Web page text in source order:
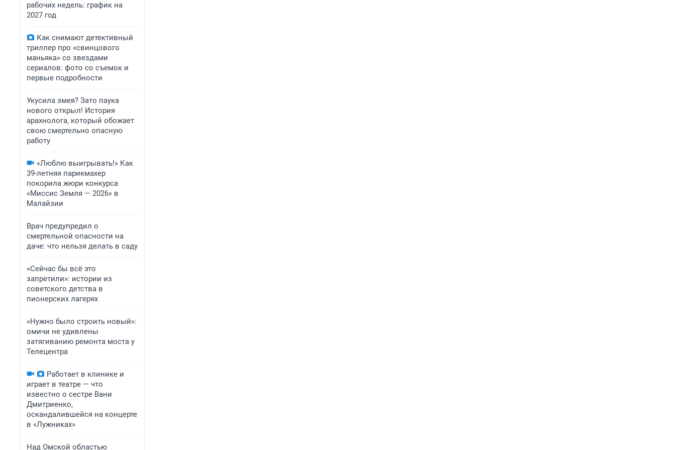
рабочих недель: график на
2027 год
Как снимают детективный
триллер про «свинцового
маньяка» со звездами
сериалов: фото со съемок и
первые подробности
Укусила змея? Зато паука
нового открыл! История
арахнолога, который обожает
свою смертельно опасную
работу
«Люблю выигрывать!» Как
39-летняя парикмахер
покорила жюри конкурса
«Миссис Земля — 2026» в
Малайзии
Врач предупредил о
смертельной опасности на
даче: что нельзя делать в саду
«Сейчас бы всё это
запретили»: истории из
советского детства в
пионерских лагерях
«Нужно было строить новый»:
омичи не удивлены
затягиванию ремонта моста у
Телецентра
Работает в клинике и
играет в театре — что
известно о сестре Вани
Дмитриенко,
оскандалившейся на концерте
в «Лужниках»
Над Омской областью